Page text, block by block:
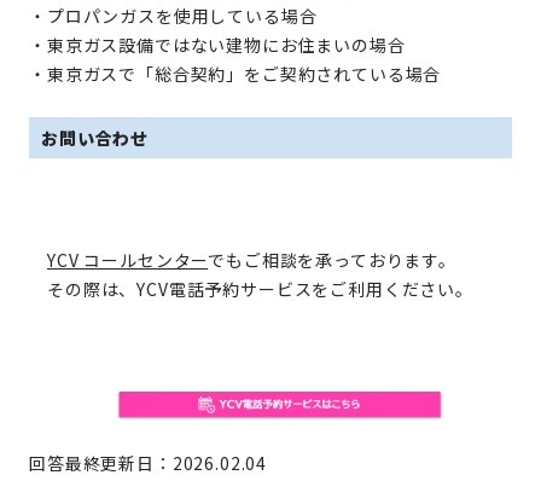
・プロパンガスを使用している場合
・東京ガス設備ではない建物にお住まいの場合
・東京ガスで「総合契約」をご契約されている場合
お問い合わせ
YCV コールセンターでもご相談を承っております。
その際は、YCV電話予約サービスをご利用ください。
回答最終更新日：2026.02.04